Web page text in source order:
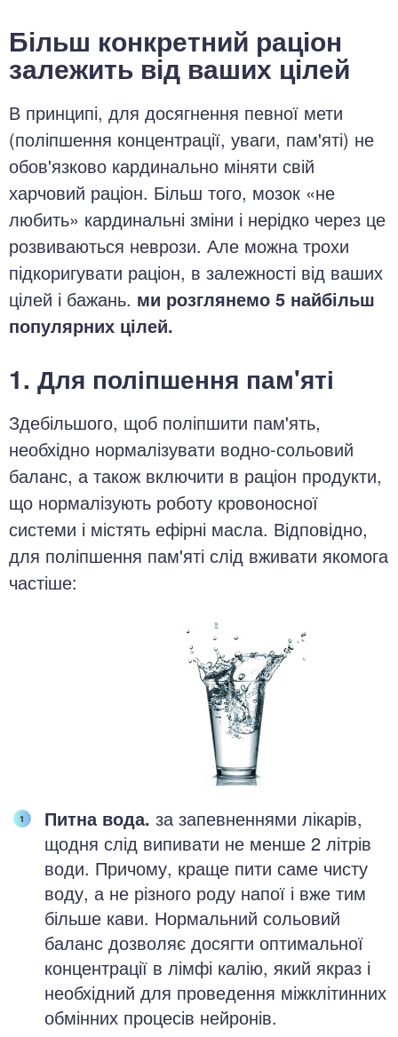
Більш конкретний раціон
залежить від ваших цілей
В принципі, для досягнення певної мети
(поліпшення концентрації, уваги, пам'яті) не
обов'язково кардинально міняти свій
харчовий раціон. Більш того, мозок «не
любить» кардинальні зміни і нерідко через це
розвиваються неврози. Але можна трохи
підкоригувати раціон, в залежності від ваших
цілей і бажань. ми розглянемо 5 найбільш
популярних цілей.
1. Для поліпшення пам'яті
Здебільшого, щоб поліпшити пам'ять,
необхідно нормалізувати водно-сольовий
баланс, а також включити в раціон продукти,
що нормалізують роботу кровоносної
системи і містять ефірні масла. Відповідно,
для поліпшення пам'яті слід вживати якомога
частіше:
Питна вода. за запевненнями лікарів,
щодня слід випивати не менше 2 літрів
води. Причому, краще пити саме чисту
воду, а не різного роду напої і вже тим
більше кави. Нормальний сольовий
баланс дозволяє досягти оптимальної
концентрації в лімфі калію, який якраз і
необхідний для проведення міжклітинних
обмінних процесів нейронів.